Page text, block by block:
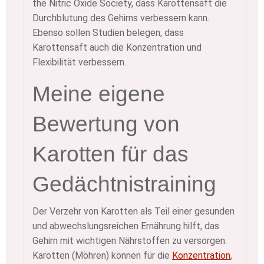
the Nitric Oxide Society, dass Karottensaft die
Durchblutung des Gehirns verbessern kann.
Ebenso sollen Studien belegen, dass
Karottensaft auch die Konzentration und
Flexibilität verbessern.
Meine eigene
Bewertung von
Karotten für das
Gedächtnistraining
Der Verzehr von Karotten als Teil einer gesunden
und abwechslungsreichen Ernährung hilft, das
Gehirn mit wichtigen Nährstoffen zu versorgen.
Karotten (Möhren) können für die Konzentration,